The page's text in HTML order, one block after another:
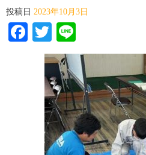
投稿日 2023年10月3日
Facebook
Twitter